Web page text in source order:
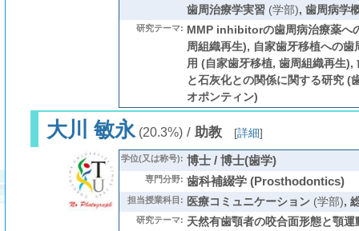
歯周治療学実習(学部), 歯周病学
研究テーマ: MMP inhibitorの歯周病治療薬へ
周組織再生), 自家歯牙移植への
用 (自家歯牙移植, 歯周組織再生),
と石灰化との関係に関する研究 (
オポンティン)
大川 敏永(20.3%)/ 助教 [詳細]
学位(又は称号): 博士 / 博士(歯学)
専門分野: 歯科補綴学 (Prosthodontics)
担当授業科目: 医療コミュニケーション(学部),
研究テーマ: 天然有歯顎者の咬合面形態と顎